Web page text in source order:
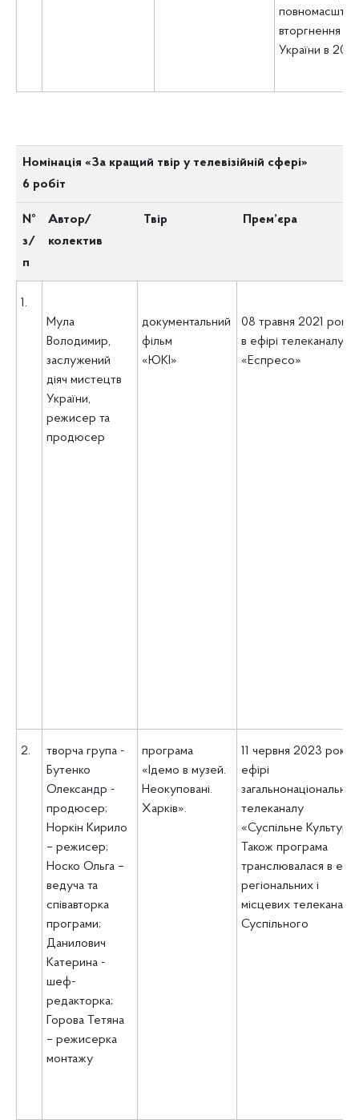
вторгнення
України в
Номінація «За кращий твір у телевізійній сфері»
6 робіт
№
з/
п
Автор/
колектив
Твір Прем’єра
1.
Мула
Володимир,
заслужений
діяч мистецтв
України,
режисер та
продюсер
документальний
фільм
«ЮКІ»
08 травня 2021 року
в ефірі телеканалу
«Еспресо»
2.
творча група -
Бутенко
Олександр -
продюсер;
Норкін Кирило
– режисер;
Носко Ольга –
ведуча та
співавторка
програми;
Данилович
Катерина -
шеф-
редакторка;
Горова Тетяна
– режисерка
монтажу
програма
«Ідемо в музей.
Неокуповані.
Харків».
11 червня 2023 року
ефірі
телеканалу
«Суспільне
Також програма
транслювалася в
регіональних і
місцевих телеканалів
Суспільного